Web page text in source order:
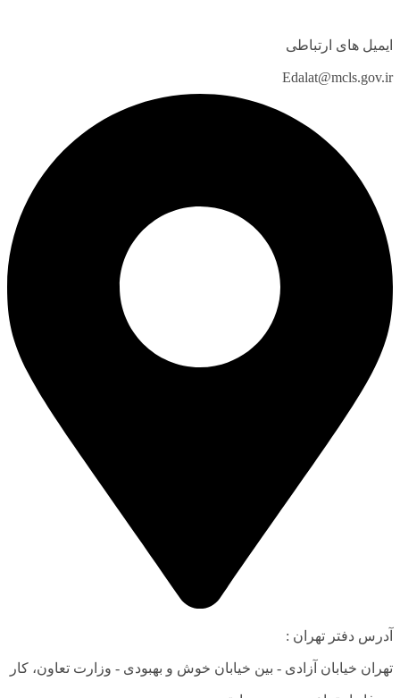
ایمیل های ارتباطی
Edalat@mcls.gov.ir
آدرس دفتر تهران :
تهران خیابان آزادی - بین خیابان خوش و بهبودی - وزارت تعاون، کار